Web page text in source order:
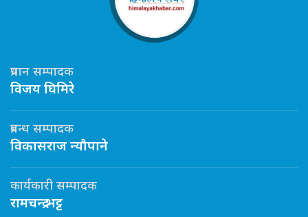
प्रधान सम्पादक
विजय घिमिरे
प्रबन्ध सम्पादक
विकासराज न्यौपाने
कार्यकारी सम्पादक
रामचन्द्र भट्ट